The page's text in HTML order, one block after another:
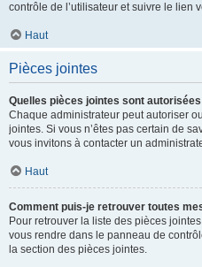
contrôle de l’utilisateur et suivre le lien
Haut
Pièces jointes
Quelles pièces jointes sont
Chaque administrateur peut autoriser
jointes. Si vous n’êtes pas certain de
vous invitons à contacter un
Haut
Comment puis-je retrouver toutes
Pour retrouver la liste des pièces
vous rendre dans le panneau de
la section des pièces jointes.